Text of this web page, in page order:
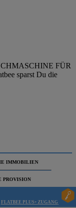
FÜR
sparst Du die
IMMOBILIEN
PROVISION
FLATBEE PLUS+ ZUGANG